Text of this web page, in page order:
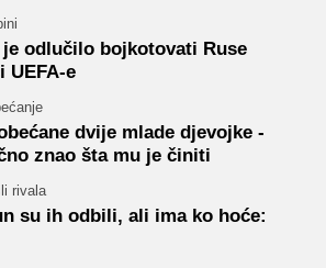
je odlučilo bojkotovati Ruse
UEFA-e
dvije mlade djevojke -
znao šta mu je činiti
rivala
su ih odbili, ali ima ko hoće: